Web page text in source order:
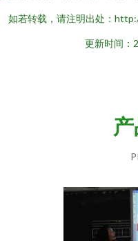
如若转载，请注明出处：
更新时间：